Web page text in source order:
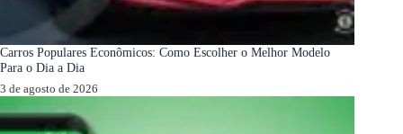
Carros Populares Econômicos: Como Escolher o Melhor Modelo
Para o Dia a Dia
3 de agosto de 2026